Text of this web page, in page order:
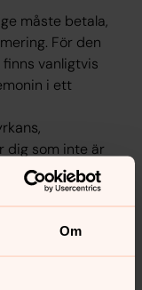
Om
måste betala,
För den
vanligtvis
i ett
dig som inte är
präst,
får själv